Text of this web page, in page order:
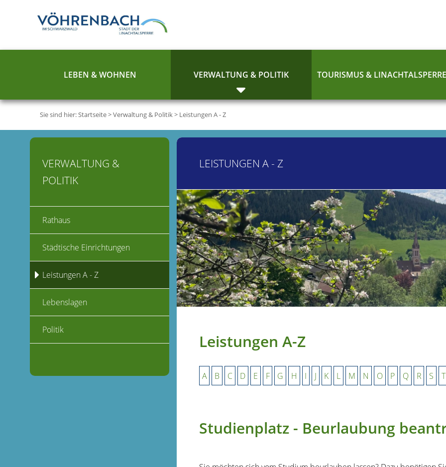
LEBEN & WOHNEN VERWALTUNG & POLITIK TOURISMUS & LINACHTALSPERRE
Sie sind hier:Startseite>Verwaltung & Politik> Leistungen A - Z
LEISTUNGEN A - Z
Leistungen A-Z
A B C D E F G H I J K L M N O P Q R S T
Studienplatz - Beurlaubung
VERWALTUNG &
POLITIK
Rathaus
Städtische Einrichtungen
Leistungen A - Z
Lebenslagen
Politik